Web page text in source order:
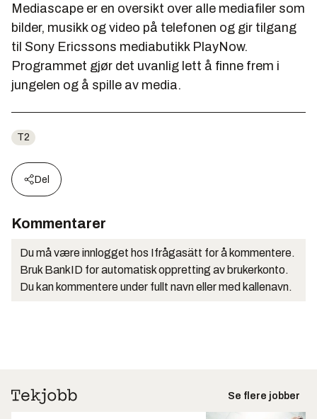
Mediascape er en oversikt over alle mediafiler som
bilder, musikk og video på telefonen og gir tilgang
til Sony Ericssons mediabutikk PlayNow.
Programmet gjør det uvanlig lett å finne frem i
jungelen og å spille av media.
T2
Del
Kommentarer
Du må være innlogget hos Ifrågasätt for å kommentere.
Bruk BankID for automatisk oppretting av brukerkonto.
Du kan kommentere under fullt navn eller med kallenavn.
Se flere jobber